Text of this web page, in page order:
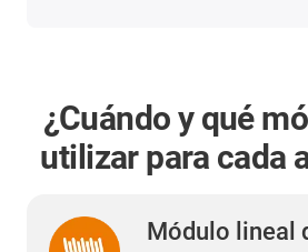
¿Cuándo y qué
utilizar para cada
Módulo lineal